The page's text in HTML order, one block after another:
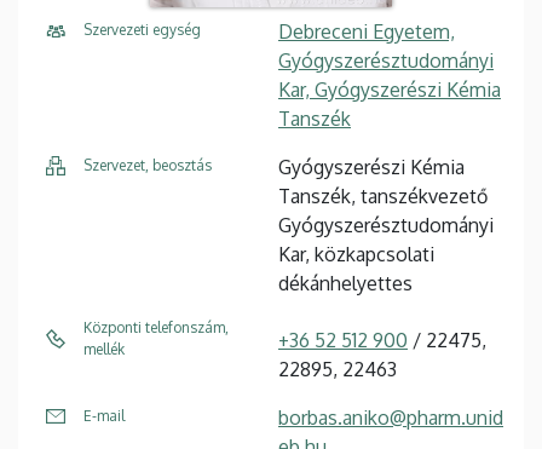
Szervezeti egység
Debreceni Egyetem,
Gyógyszerésztudományi
Kar, Gyógyszerészi Kémia
Tanszék
Szervezet, beosztás
Gyógyszerészi Kémia
Tanszék, tanszékvezető
Gyógyszerésztudományi
Kar, közkapcsolati
dékánhelyettes
Központi telefonszám,
mellék
+36 52 512 900 / 22475,
22895, 22463
E-mail
borbas.aniko@pharm.unid